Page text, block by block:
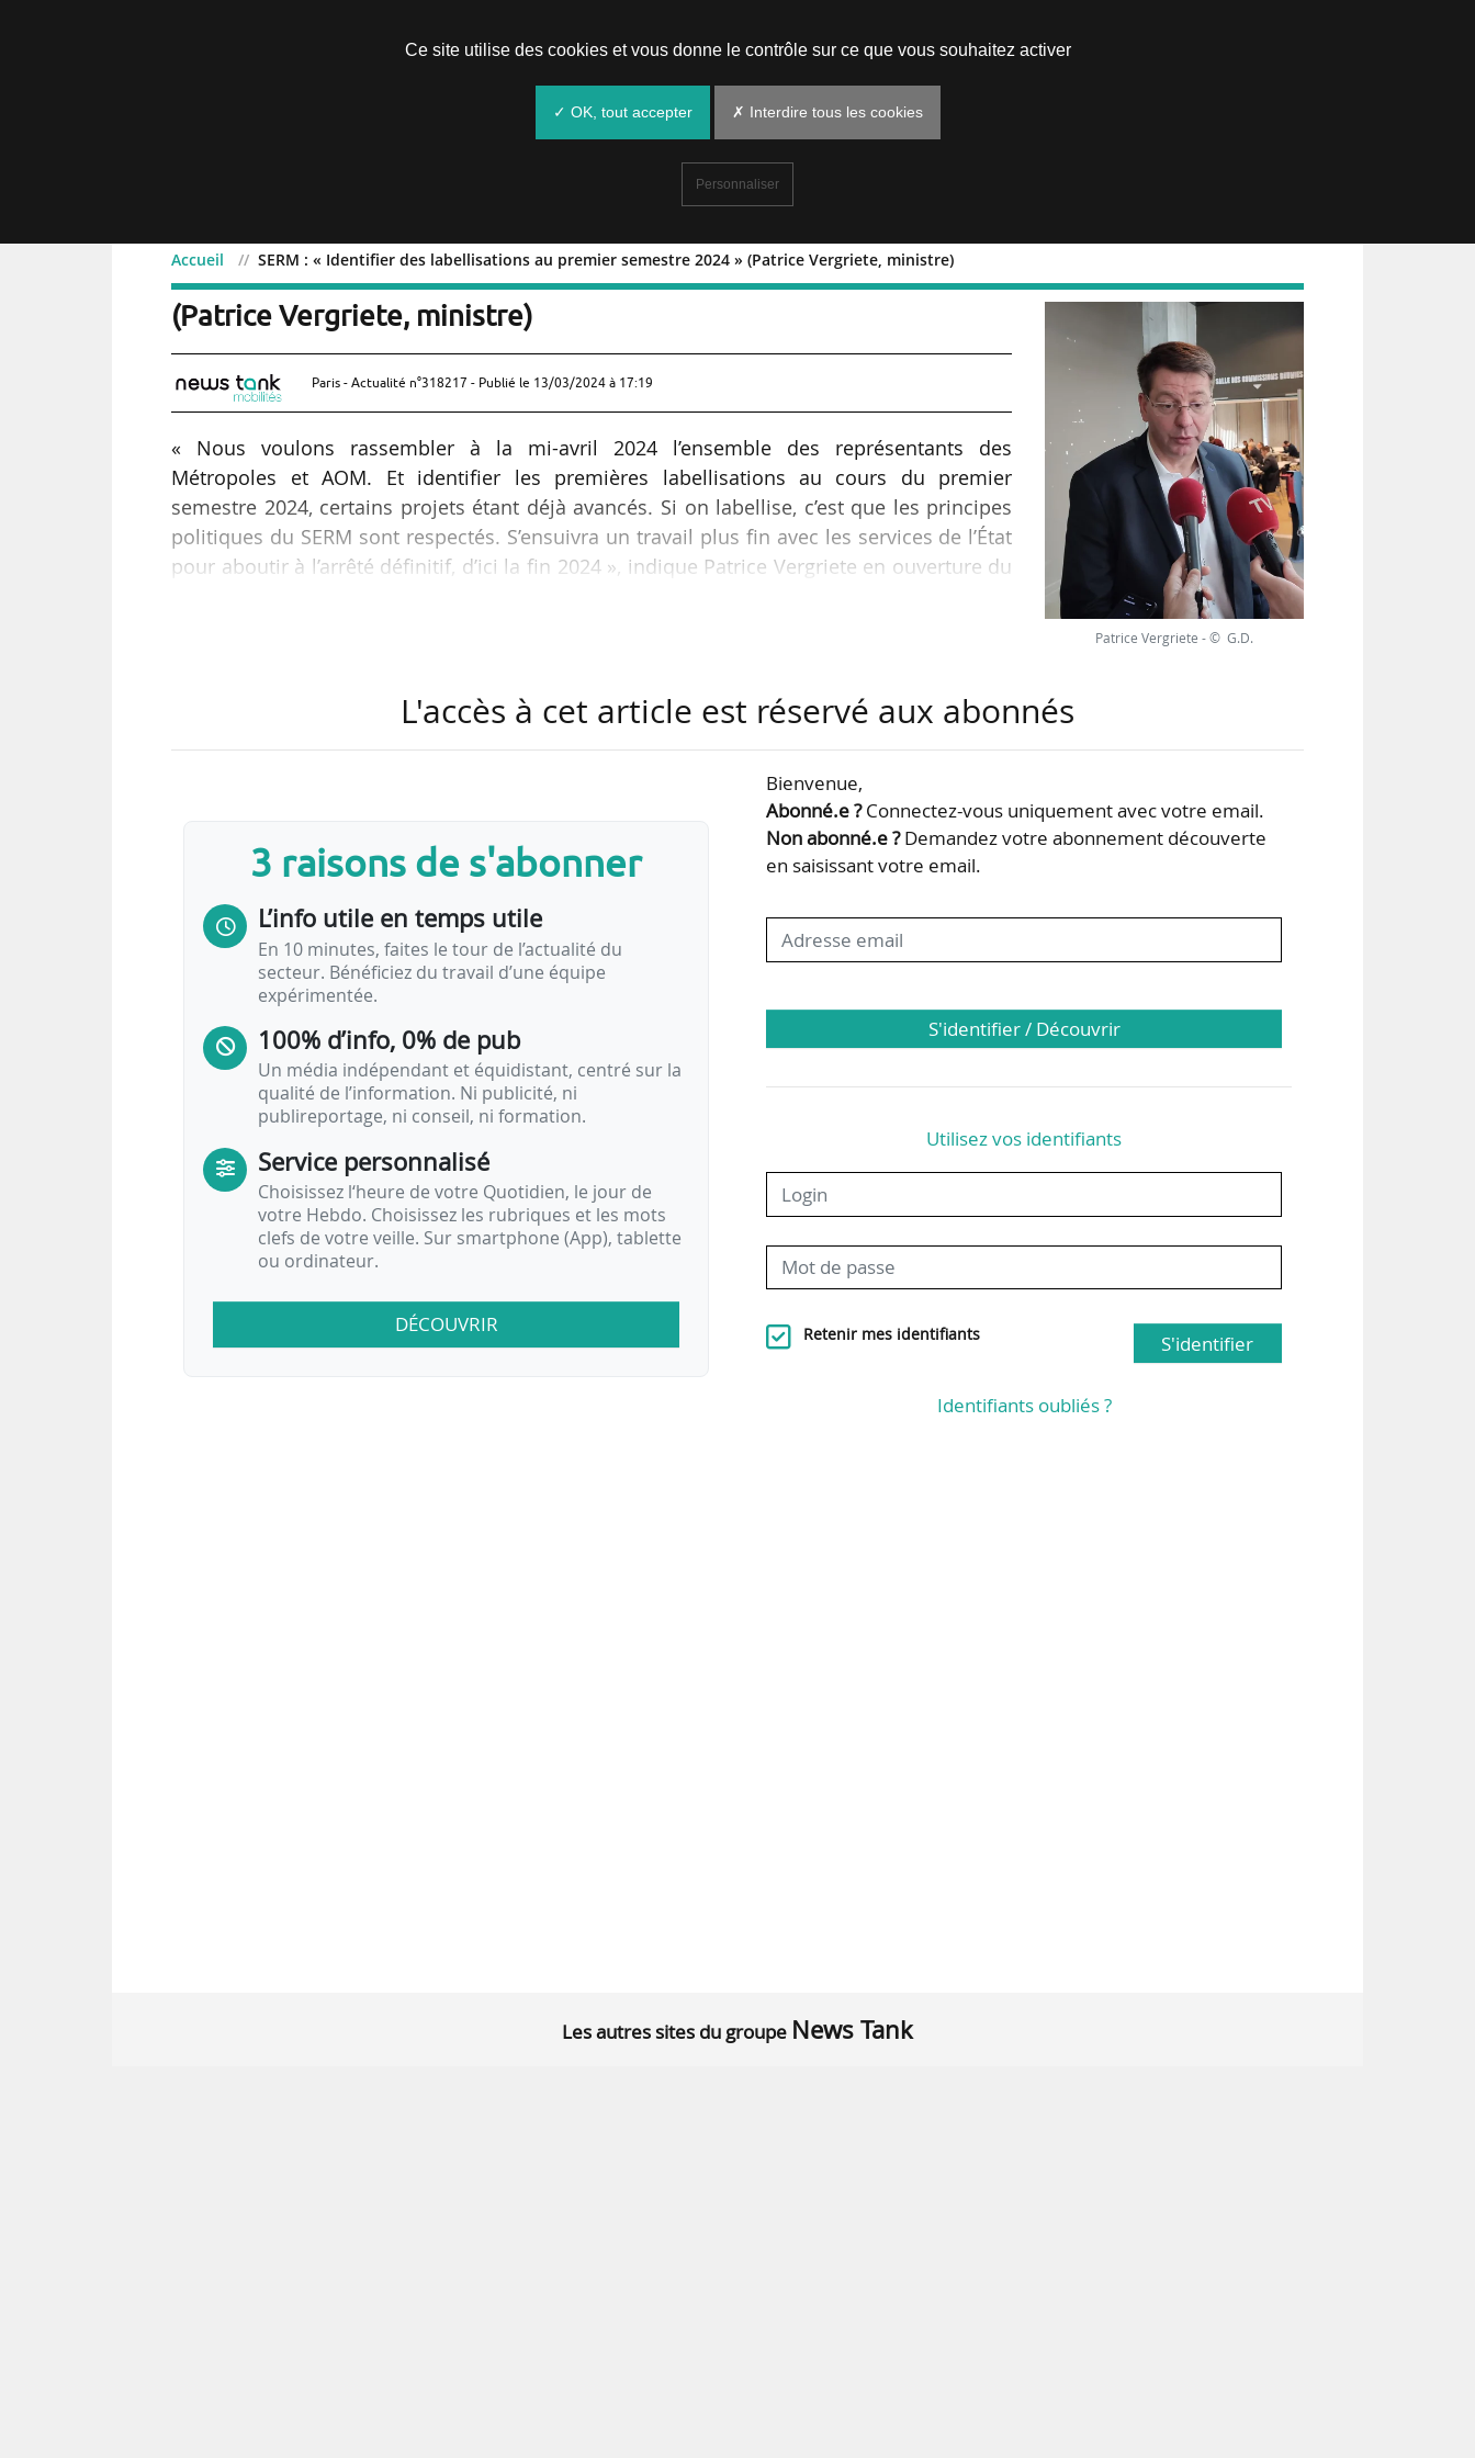
Accueil SERM : « Identifier des labellisations au premier semestre 2024 » (Patrice Vergriete, ministre)
SERM : « Identifier des labellisations au premier semestre 2024 »
(Patrice Vergriete, ministre)
Paris - Actualité n°318217 - Publié le 13/03/2024 à 17:19
« Nous voulons rassembler à la mi-avril 2024 l’ensemble des représentants des
Métropoles et AOM. Et identifier les premières labellisations au cours du premier
semestre 2024, certains projets étant déjà avancés. Si on labellise, c’est que les principes
politiques du SERM sont respectés. S’ensuivra un travail plus fin avec les services de l’État
pour aboutir à l’arrêté définitif, d’ici la fin 2024 », indique Patrice Vergriete en ouverture du
métropolisation dans notre pays. La métropolisation a produit de mauvaises choses pour
les petites villes comme pour…
Patrice Vergriete - © G.D.
L'accès à cet article est réservé aux abonnés
3 raisons de s'abonner
L’info utile en temps utile
En 10 minutes, faites le tour de l’actualité du
secteur. Bénéficiez du travail d’une équipe
expérimentée.
100% d’info, 0% de pub
Un média indépendant et équidistant, centré sur la
qualité de l’information. Ni publicité, ni
publireportage, ni conseil, ni formation.
Service personnalisé
Choisissez l‘heure de votre Quotidien, le jour de
votre Hebdo. Choisissez les rubriques et les mots
clefs de votre veille. Sur smartphone (App), tablette
ou ordinateur.
DÉCOUVRIR
Bienvenue,
Abonné.e ?Connectez-vous uniquement avec votre email.
Non abonné.e ?Demandez votre abonnement découverte
en saisissant votre email.
S'identifier / Découvrir
Utilisez vos identifiants
Retenir mes identifiants S'identifier
Identifiants oubliés ?
Les autres sites du groupe News Tank
Ce site utilise des cookies et vous donne le contrôle sur ce que vous souhaitez activer
✓ OK, tout accepter ✗ Interdire tous les cookies
Personnaliser